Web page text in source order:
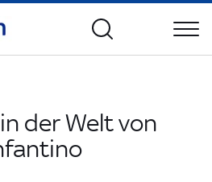
der Welt von